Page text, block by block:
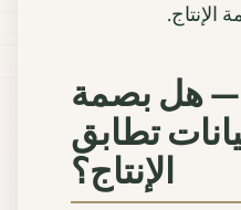
الإنتاج.
الخطوة 5 — هل بصمة
تطابق
الإنتاج؟